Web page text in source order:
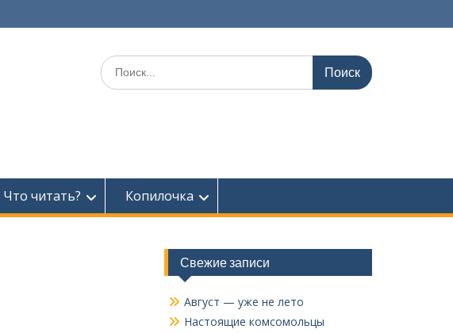
Поиск
по:
Что читать? Копилочка
Свежие записи
Август — уже не лето
Настоящие комсомольцы